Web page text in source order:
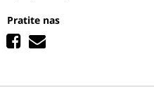
Pratite nas